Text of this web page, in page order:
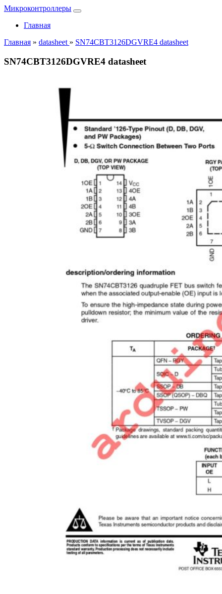
Микроконтроллеры
Главная
Главная » datasheet » SN74CBT3126DGVRE4 datasheet
SN74CBT3126DGVRE4 datasheet